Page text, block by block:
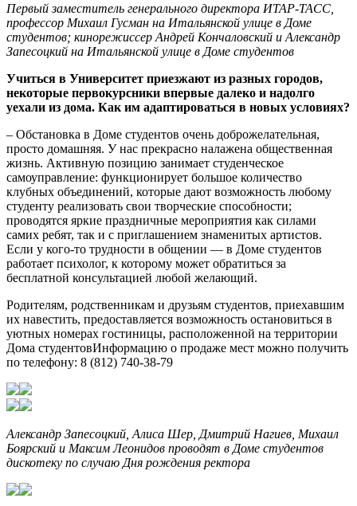
Первый заместитель генерального директора ИТАР-ТАСС,
профессор Михаил Гусман на Итальянской улице в Доме
студентов; кинорежиссер Андрей Кончаловский и Александр
Запесоцкий на Итальянской улице в Доме студентов
Учиться в Университет приезжают из разных городов,
некоторые первокурсники впервые далеко и надолго
уехали из дома. Как им адаптироваться в новых условиях?
– Обстановка в Доме студентов очень доброжелательная,
просто домашняя. У нас прекрасно налажена общественная
жизнь. Активную позицию занимает студенческое
самоуправление: функционирует большое количество
клубных объединений, которые дают возможность любому
студенту реализовать свои творческие способности;
проводятся яркие праздничные мероприятия как силами
самих ребят, так и с приглашением знаменитых артистов.
Если у кого-то трудности в общении — в Доме студентов
работает психолог, к которому может обратиться за
бесплатной консультацией любой желающий.
Родителям, родственникам и друзьям студентов, приехавшим
их навестить, предоставляется возможность остановиться в
уютных номерах гостиницы, расположенной на территории
Дома студентовИнформацию о продаже мест можно получить
по телефону: 8 (812) 740-38-79
Александр Запесоцкий, Алиса Шер, Дмитрий Нагиев, Михаил
Боярский и Максим Леонидов проводят в Доме студентов
дискотеку по случаю Дня рождения ректора